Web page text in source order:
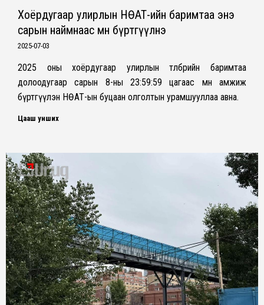
Хоёрдугаар улирлын НӨАТ-ийн баримтаа энэ
сарын наймнаас өмнө бүртгүүлнэ
2025-07-03
2025 оны хоёрдугаар улирлын төлбөрийн баримтаа
долоодугаар сарын 8-ны 23:59:59 цагаас өмнө амжиж
бүртгүүлэн НӨАТ-ын буцаан олголтын урамшууллаа авна.
Цааш унших